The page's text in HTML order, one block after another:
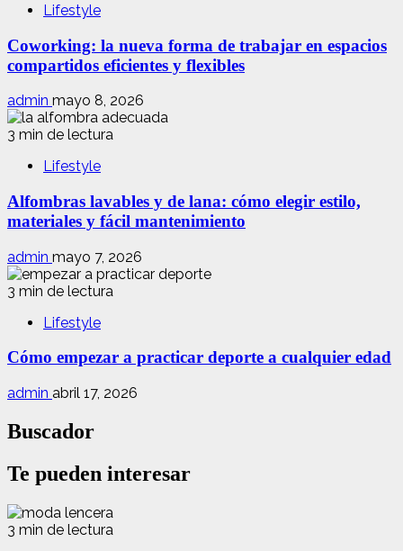
Lifestyle
Coworking: la nueva forma de trabajar en espacios
compartidos eficientes y flexibles
admin mayo 8, 2026
3 min de lectura
Lifestyle
Alfombras lavables y de lana: cómo elegir estilo,
materiales y fácil mantenimiento
admin mayo 7, 2026
3 min de lectura
Lifestyle
Cómo empezar a practicar deporte a cualquier edad
admin abril 17, 2026
Buscador
Te pueden interesar
3 min de lectura